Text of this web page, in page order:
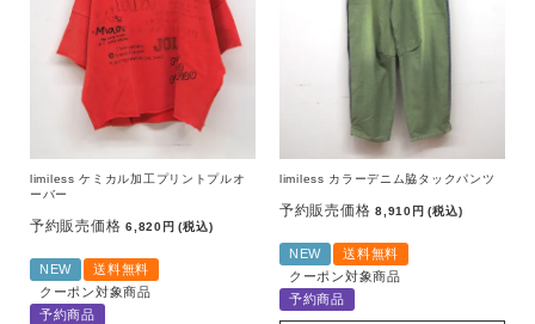
limiless ケミカル加工プリントプルオ
ーバー
予約販売価格 6,820 税込
NEW
送料無料
クーポン対象商品
予約商品
limiless カラーデニム脇タックパンツ
予約販売価格 8,910 税込
NEW
送料無料
クーポン対象商品
予約商品